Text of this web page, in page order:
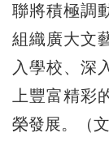
聯將積極調
組織廣大文
入學校、深
上豐富精彩
榮發展。（